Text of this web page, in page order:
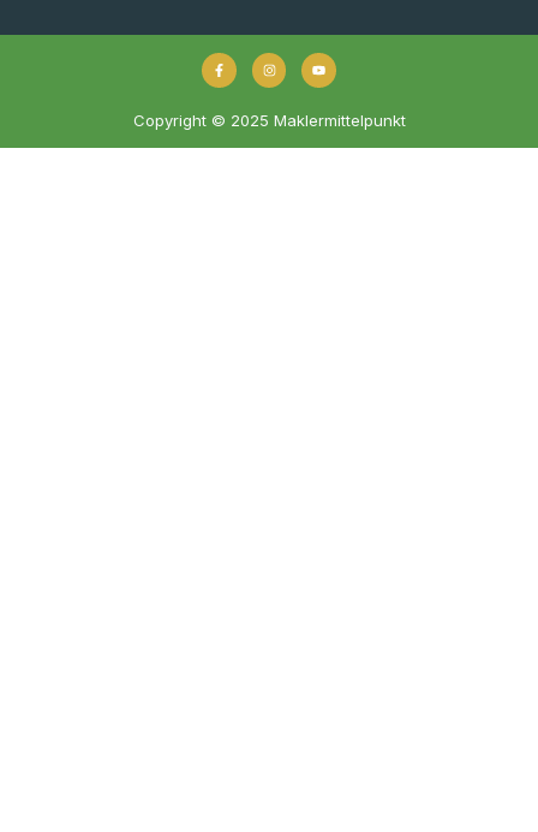
Copyright © 2025 Maklermittelpunkt